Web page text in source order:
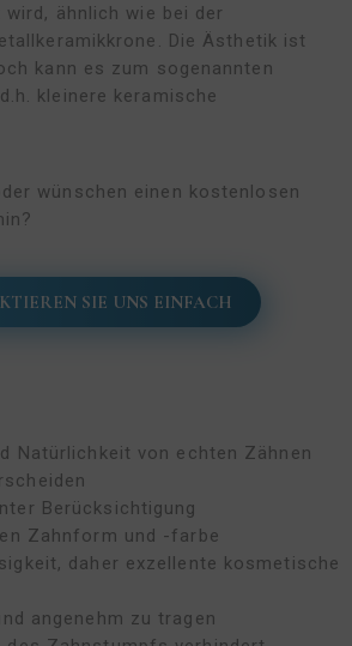
ähnlich wie bei der
Die Ästhetik ist
kann es zum sogenannten
kleinere keramische
wünschen einen kostenlosen
SIE UNS EINFACH
Natürlichkeit von echten Zähnen
Berücksichtigung
Zahnform und -farbe
daher exzellente kosmetische
angenehm zu tragen